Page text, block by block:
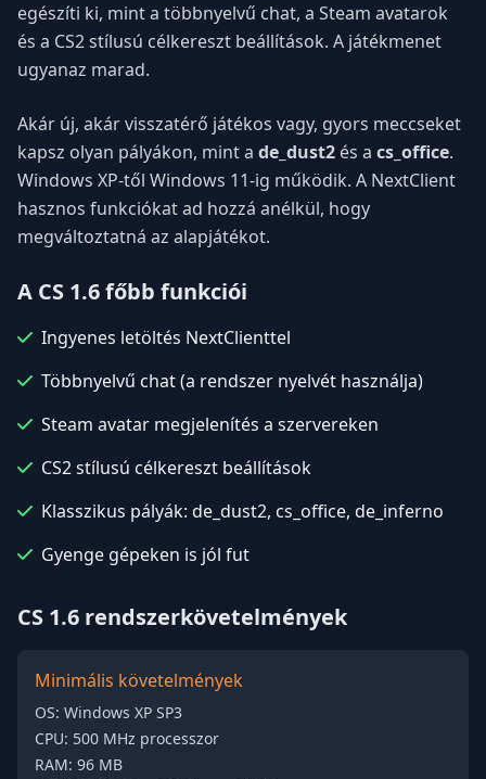
egészíti ki, mint a többnyelvű chat, a Steam avatarok
és a CS2 stílusú célkereszt beállítások. A játékmenet
ugyanaz marad.
Akár új, akár visszatérő játékos vagy, gyors meccseket
kapsz olyan pályákon, mint a de_dust2 és a cs_office.
Windows XP-től Windows 11-ig működik. A NextClient
hasznos funkciókat ad hozzá anélkül, hogy
megváltoztatná az alapjátékot.
A CS 1.6 főbb funkciói
Ingyenes letöltés NextClienttel
Többnyelvű chat (a rendszer nyelvét használja)
Steam avatar megjelenítés a szervereken
CS2 stílusú célkereszt beállítások
Klasszikus pályák: de_dust2, cs_office, de_inferno
Gyenge gépeken is jól fut
CS 1.6 rendszerkövetelmények
Minimális követelmények
OS: Windows XP SP3
CPU: 500 MHz processzor
RAM: 96 MB